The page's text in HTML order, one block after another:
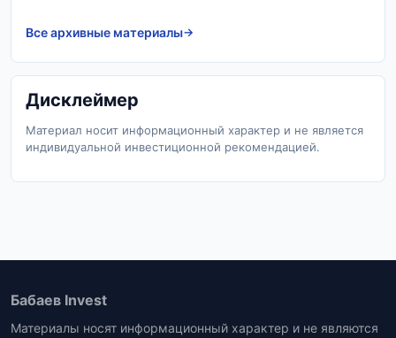
Все архивные материалы
Дисклеймер
Материал носит информационный характер и не является
индивидуальной инвестиционной рекомендацией.
Бабаев Invest
Материалы носят информационный характер и не являются